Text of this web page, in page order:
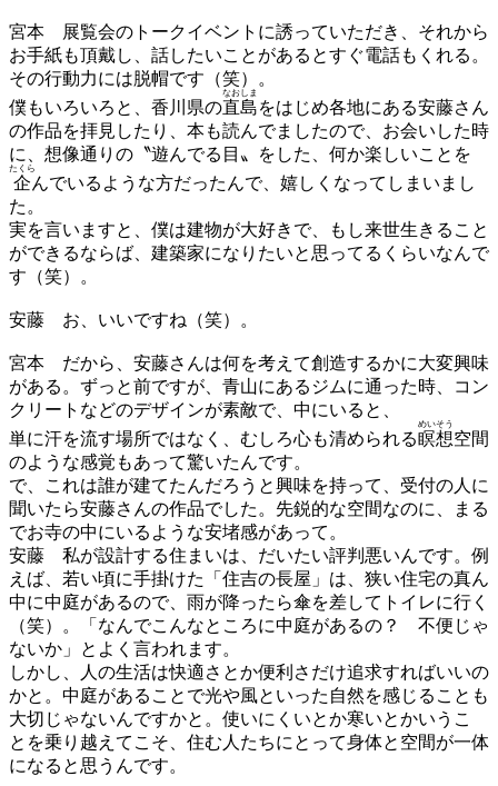
宮本 展覧会のトークイベントに誘っていただき、それから
お手紙も頂戴し、話したいことがあるとすぐ電話もくれる。
その行動力には脱帽です（笑）。
僕もいろいろと、香川県の直島
なおしま
をはじめ各地にある安藤さん
の作品を拝見したり、本も読んでましたので、お会いした時
に、想像通りの〝遊んでる目〟をした、何か楽しいことを
企
たくら
んでいるような方だったんで、嬉しくなってしまいまし
た。
実を言いますと、僕は建物が大好きで、もし来世生きること
ができるならば、建築家になりたいと思ってるくらいなんで
す（笑）。
安藤 お、いいですね（笑）。
宮本 だから、安藤さんは何を考えて創造するかに大変興味
がある。ずっと前ですが、青山にあるジムに通った時、コン
クリートなどのデザインが素敵で、中にいると、
単に汗を流す場所ではなく、むしろ心も清められる瞑想
めいそう
空間
のような感覚もあって驚いたんです。
で、これは誰が建てたんだろうと興味を持って、受付の人に
聞いたら安藤さんの作品でした。先鋭的な空間なのに、まる
でお寺の中にいるような安堵感があって。
安藤 私が設計する住まいは、だいたい評判悪いんです。例
えば、若い頃に手掛けた「住吉の長屋」は、狭い住宅の真ん
中に中庭があるので、雨が降ったら傘を差してトイレに行く
（笑）。「なんでこんなところに中庭があるの？ 不便じゃ
ないか」とよく言われます。
しかし、人の生活は快適さとか便利さだけ追求すればいいの
かと。中庭があることで光や風といった自然を感じることも
大切じゃないんですかと。使いにくいとか寒いとかいうこ
とを乗り越えてこそ、住む人たちにとって身体と空間が一体
になると思うんです。